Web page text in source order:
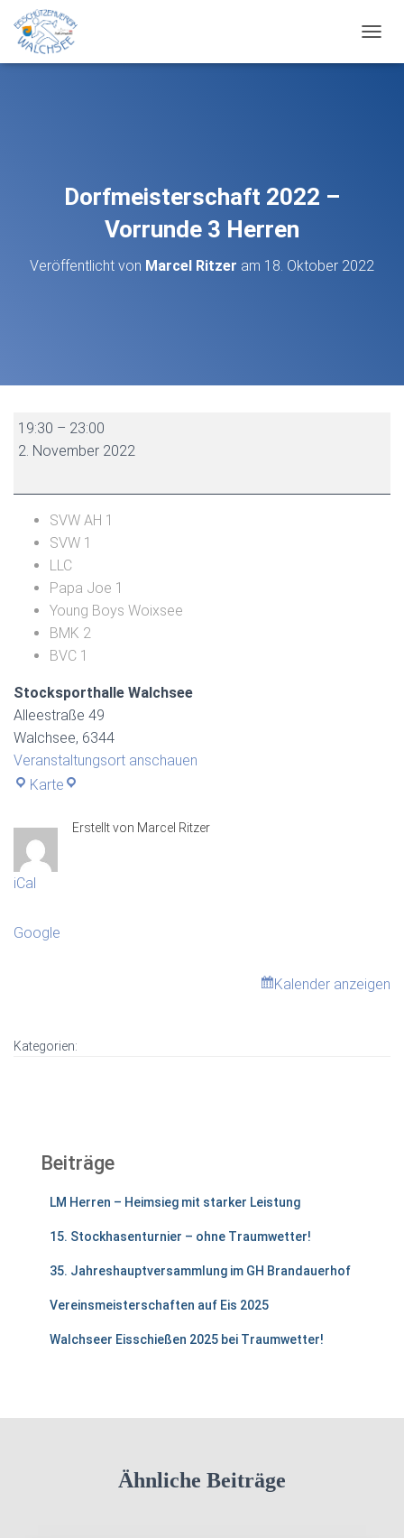
A
C
Dorfmeisterschaft 2022 –
Vorrunde 3 Herren
Veröffentlicht von Marcel Ritzer am 18. Oktober 2022
Dorfmeisterschaft
2022
Vorrunde
Herren
19:30 – 23:00
2. November 2022
SVW AH 1
SVW 1
LLC
Papa Joe 1
Young Boys Woixsee
BMK 2
BVC 1
Stocksporthalle Walchsee
Alleestraße 49
Walchsee, 6344
Veranstaltungsort anschauen
Karte Stocksporthalle
Erstellt von Marcel Ritzer
iCal
Google
Kalender anzeigen
Kategorien:
Beiträge
LM Herren – Heimsieg mit starker Leistung
15. Stockhasenturnier – ohne Traumwetter!
35. Jahreshauptversammlung im GH Brandauerhof
Vereinsmeisterschaften auf Eis 2025
Walchseer Eisschießen 2025 bei Traumwetter!
Ähnliche Beiträge